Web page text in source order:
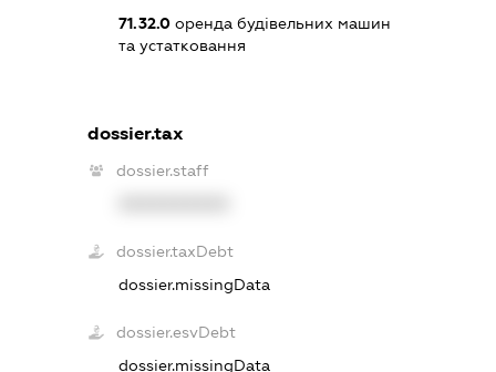
71.32.0оренда будівельних машин
та устатковання
dossier.tax
dossier.staff
dossier.taxDebt
dossier.missingData
dossier.esvDebt
dossier.missingData